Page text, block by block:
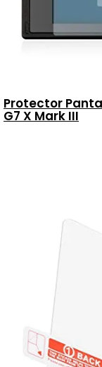
Protector
G7 X Mark III